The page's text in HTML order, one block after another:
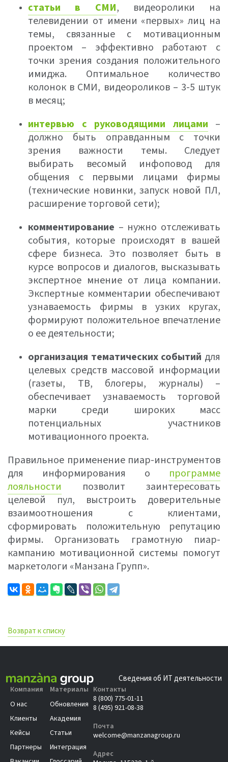
статьи в СМИ, видеоролики на
телевидении от имени «первых» лиц на
темы, связанные с мотивационным
проектом – эффективно работают с
точки зрения создания положительного
имиджа. Оптимальное количество
колонок в СМИ, видеороликов – 3-5 штук
в месяц;
интервью с руководящими лицами –
должно быть оправданным с точки
зрения важности темы. Следует
выбирать весомый инфоповод для
общения с первыми лицами фирмы
(технические новинки, запуск новой ПЛ,
расширение торговой сети);
комментирование – нужно отслеживать
события, которые происходят в вашей
сфере бизнеса. Это позволяет быть в
курсе вопросов и диалогов, высказывать
экспертное мнение от лица компании.
Экспертные комментарии обеспечивают
узнаваемость фирмы в узких кругах,
формируют положительное впечатление
о ее деятельности;
организация тематических событий для
целевых средств массовой информации
(газеты, ТВ, блогеры, журналы) –
обеспечивает узнаваемость торговой
марки среди широких масс
потенциальных участников
мотивационного проекта.
Правильное применение пиар-инструментов
для информирования о программе
лояльности позволит заинтересовать
целевой пул, выстроить доверительные
взаимоотношения с клиентами,
сформировать положительную репутацию
фирмы. Организовать грамотную пиар-
кампанию мотивационной системы помогут
маркетологи «Манзана Групп».
Возврат к списку
Сведения об ИТ деятельности
Компания
О нас
Клиенты
Кейсы
Партнеры
Материалы
Обновления
Академия
Статьи
Интеграция
Контакты
8 (800) 775-01-11
8 (495) 921-08-38
Почта
welcome@manzanagroup.ru
Адрес